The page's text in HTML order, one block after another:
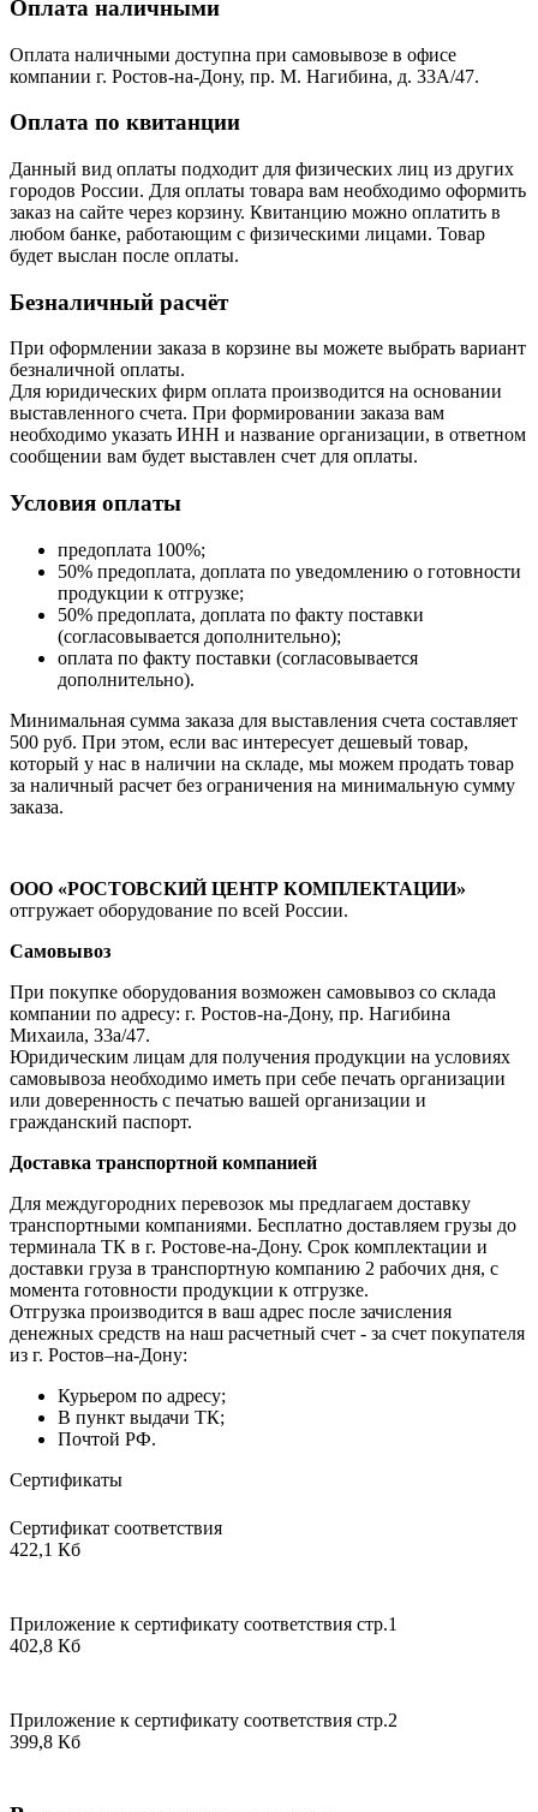
Оплата наличными
Оплата наличными доступна при самовывозе в офисе
компании г. Ростов-на-Дону, пр. М. Нагибина, д. 33А/47.
Оплата по квитанции
Данный вид оплаты подходит для физических лиц из других
городов России. Для оплаты товара вам необходимо оформить
заказ на сайте через корзину. Квитанцию можно оплатить в
любом банке, работающим с физическими лицами. Товар
будет выслан после оплаты.
Безналичный расчёт
При оформлении заказа в корзине вы можете выбрать вариант
безналичной оплаты.
Для юридических фирм оплата производится на основании
выставленного счета. При формировании заказа вам
необходимо указать ИНН и название организации, в ответном
сообщении вам будет выставлен счет для оплаты.
Условия оплаты
предоплата 100%;
50% предоплата, доплата по уведомлению о готовности
продукции к отгрузке;
50% предоплата, доплата по факту поставки
(согласовывается дополнительно);
оплата по факту поставки (согласовывается
дополнительно).
Минимальная сумма заказа для выставления счета составляет
500 руб. При этом, если вас интересует дешевый товар,
который у нас в наличии на складе, мы можем продать товар
за наличный расчет без ограничения на минимальную сумму
заказа.
ООО «РОСТОВСКИЙ ЦЕНТР КОМПЛЕКТАЦИИ»
отгружает оборудование по всей России.
Самовывоз
При покупке оборудования возможен самовывоз со склада
компании по адресу: г. Ростов-на-Дону, пр. Нагибина
Михаила, 33а/47.
Юридическим лицам для получения продукции на условиях
самовывоза необходимо иметь при себе печать организации
или доверенность с печатью вашей организации и
гражданский паспорт.
Доставка транспортной компанией
Для междугородних перевозок мы предлагаем доставку
транспортными компаниями. Бесплатно доставляем грузы до
терминала ТК в г. Ростове-на-Дону. Срок комплектации и
доставки груза в транспортную компанию 2 рабочих дня, с
момента готовности продукции к отгрузке.
Отгрузка производится в ваш адрес после зачисления
денежных средств на наш расчетный счет - за счет покупателя
из г. Ростов–на-Дону:
Курьером по адресу;
В пункт выдачи ТК;
Почтой РФ.
Сертификаты
Сертификат соответствия
422,1 Кб
Приложение к сертификату соответствия стр.1
402,8 Кб
Приложение к сертификату соответствия стр.2
399,8 Кб